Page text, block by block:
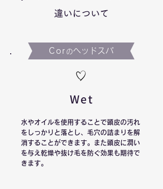
違いについて
Wet
水やオイルを使用することで頭皮の汚れ
をしっかりと落とし、毛穴の詰まりを解
消することができます。また頭皮に潤い
を与え乾燥や抜け毛を防ぐ効果も期待で
きます。
Cor のヘッドスパ